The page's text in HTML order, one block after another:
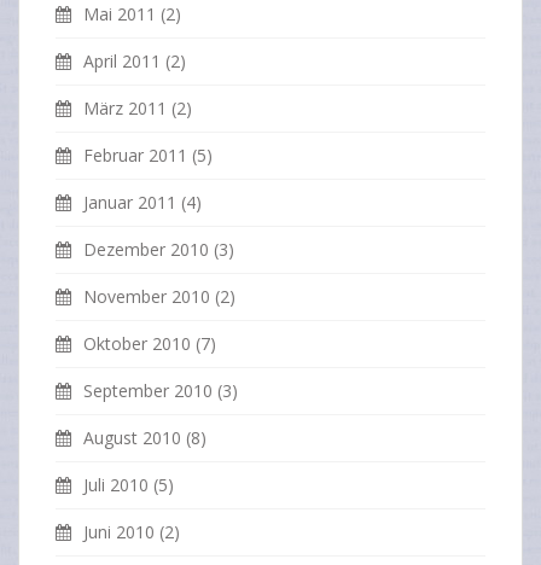
Mai 2011 (2)
April 2011 (2)
März 2011 (2)
Februar 2011 (5)
Januar 2011 (4)
Dezember 2010 (3)
November 2010 (2)
Oktober 2010 (7)
September 2010 (3)
August 2010 (8)
Juli 2010 (5)
Juni 2010 (2)